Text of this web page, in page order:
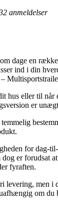
anmeldelser
dage en
ind i din
hus eller til
er
for dag-
er forudsat
fyraften.
levering, men
om